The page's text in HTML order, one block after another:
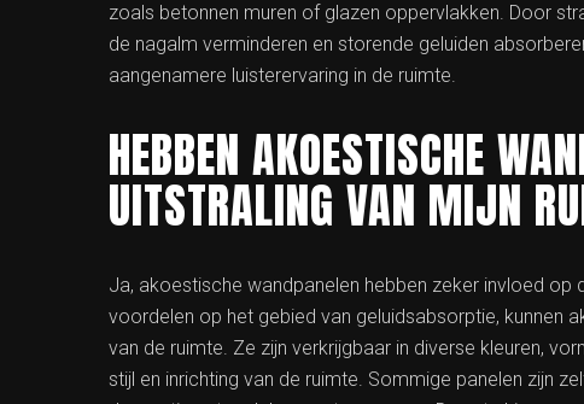
zoals betonnen muren of glazen oppervlakken. Door
de nagalm verminderen en storende geluiden
aangenamere luisterervaring in de ruimte.
HEBBEN AKOESTISCHE
UITSTRALING VAN MIJN
Ja, akoestische wandpanelen hebben zeker invloed op
voordelen op het gebied van geluidsabsorptie, kunnen
van de ruimte. Ze zijn verkrijgbaar in diverse kleuren,
stijl en inrichting van de ruimte. Sommige panelen zijn